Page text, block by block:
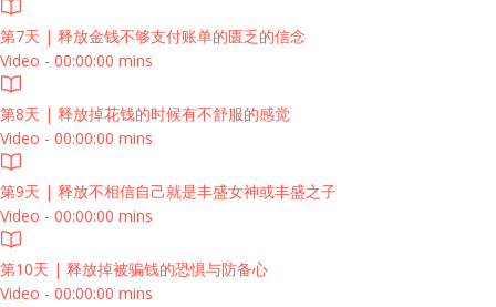
第7天 | 释放金钱不够支付账单的匮乏的信念
Video - 00:00:00 mins
第8天 | 释放掉花钱的时候有不舒服的感觉
Video - 00:00:00 mins
第9天 | 释放不相信自己就是丰盛女神或丰盛之子
Video - 00:00:00 mins
第10天 | 释放掉被骗钱的恐惧与防备心
Video - 00:00:00 mins